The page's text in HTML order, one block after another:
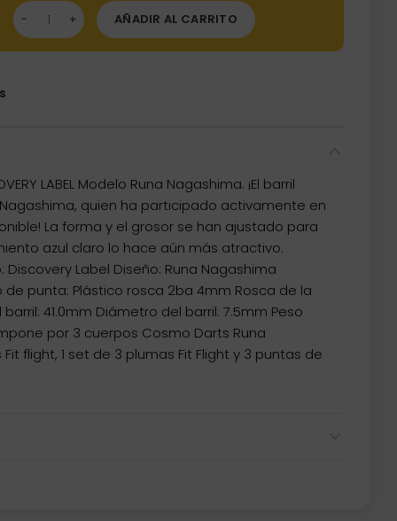
Cosmo Darts Runa Nagashima 2ba 90% 18gr cantidad
AÑADIR AL CARRITO
LABEL Modelo Runa Nagashima. ¡El barril
Nagashima, quien ha participado activamente en
La forma y el grosor se han ajustado para
azul claro lo hace aún más atractivo.
Label Diseño: Runa Nagashima
de punta: Plástico rosca 2ba 4mm Rosca de la
41.0mm Diámetro del barril: 7.5mm Peso
por 3 cuerpos Cosmo Darts Runa
flight, 1 set de 3 plumas Fit Flight y 3 puntas de